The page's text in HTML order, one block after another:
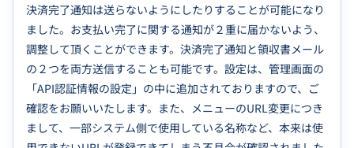
決済完了通知は送らないようにしたりすることが可能になり
ました。お支払い完了に関する通知が２重に届かないよう、
調整して頂くことができます。決済完了通知と領収書メール
の２つを両方送信することも可能です。設定は、管理画面の
「API認証情報の設定」の中に追加されておりますので、ご
確認をお願いいたします。また、メニューのURL変更につき
まして、一部システム側で使用している名称など、本来は使